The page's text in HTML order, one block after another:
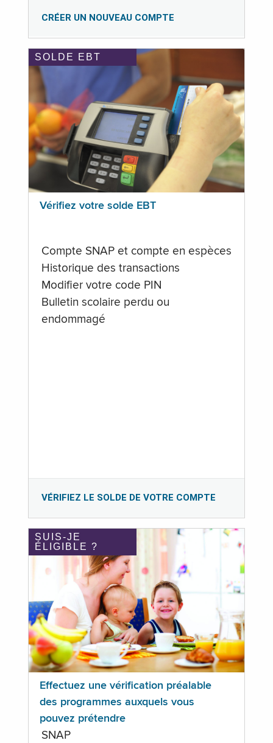
CRÉER UN NOUVEAU COMPTE
SOLDE EBT
Vérifiez votre solde EBT
Compte SNAP et compte en espèces
Historique des transactions
Modifier votre code PIN
Bulletin scolaire perdu ou
endommagé
VÉRIFIEZ LE SOLDE DE VOTRE COMPTE
SUIS-JE
ÉLIGIBLE ?
Effectuez une vérification préalable
des programmes auxquels vous
pouvez prétendre
SNAP